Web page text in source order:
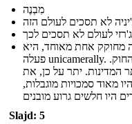
מִבְנֶה
מחוקק אחת מאוחד, היא
פעלה unicamerally. וקיים הענף היחיד היה מחוקק, או גוף קבלת החוק.
המדינות. יתר על כן, את
מאוד סמכויות מוגבלות,
Slajd: 5